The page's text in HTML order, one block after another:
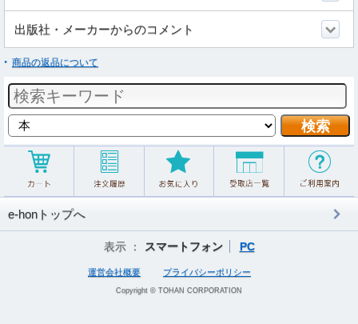
出版社・メーカーからのコメント
商品の返品について
e-honトップへ
表示 ： スマートフォン PC
運営会社概要 プライバシーポリシー
Copyright © TOHAN CORPORATION